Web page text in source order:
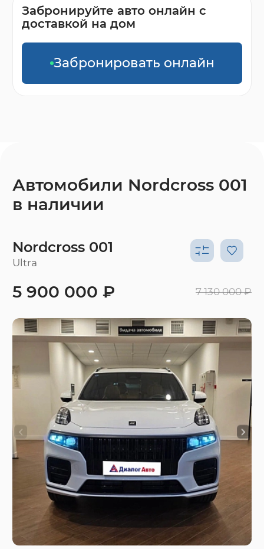
Забронируйте авто онлайн с
доставкой на дом
Забронировать онлайн
Автомобили Nordcross 001
в наличии
Nordcross 001
Ultra
5 900 000 ₽ 7 130 000 ₽